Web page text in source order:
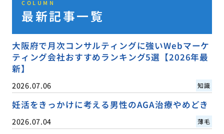
COLUMN
最新記事一覧
大阪府で月次コンサルティングに強いWebマーケ
ティング会社おすすめランキング5選【2026年最
新】
2026.07.06 知識
妊活をきっかけに考える男性のAGA治療やめどき
2026.07.04 薄毛